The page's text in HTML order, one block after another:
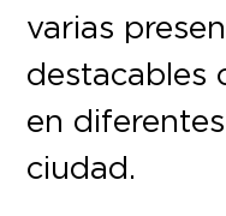
varias
destacables
en
ciudad.